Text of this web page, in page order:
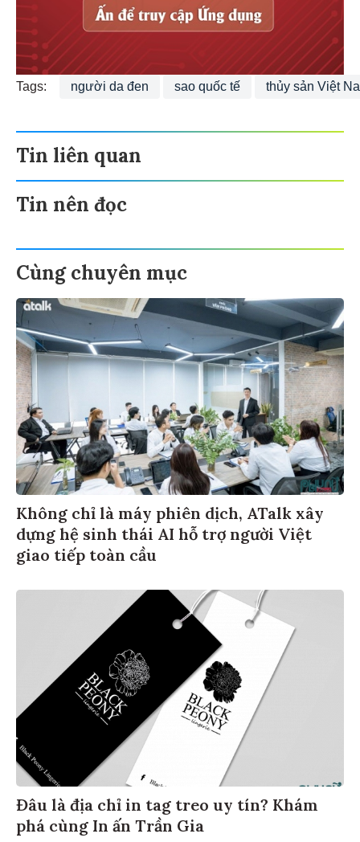
Tags: người da đen sao quốc tế thủy sản Việt
Tin liên quan
Tin nên đọc
Cùng chuyên mục
Không chỉ là máy phiên dịch, ATalk xây
dựng hệ sinh thái AI hỗ trợ người Việt
giao tiếp toàn cầu
Đâu là địa chỉ in tag treo uy tín? Khám
phá cùng In ấn Trần Gia